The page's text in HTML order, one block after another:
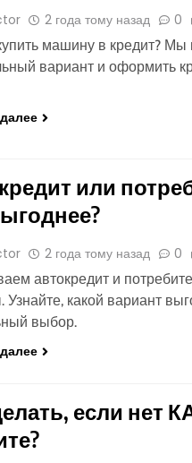
2 года тому назад 0
машину в кредит?
вариант и оформить
или
2 года тому назад 0
автокредит и
какой вариант
выбор.
если нет